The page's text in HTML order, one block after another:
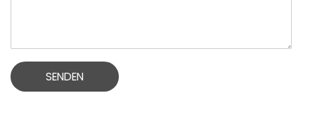
SENDEN